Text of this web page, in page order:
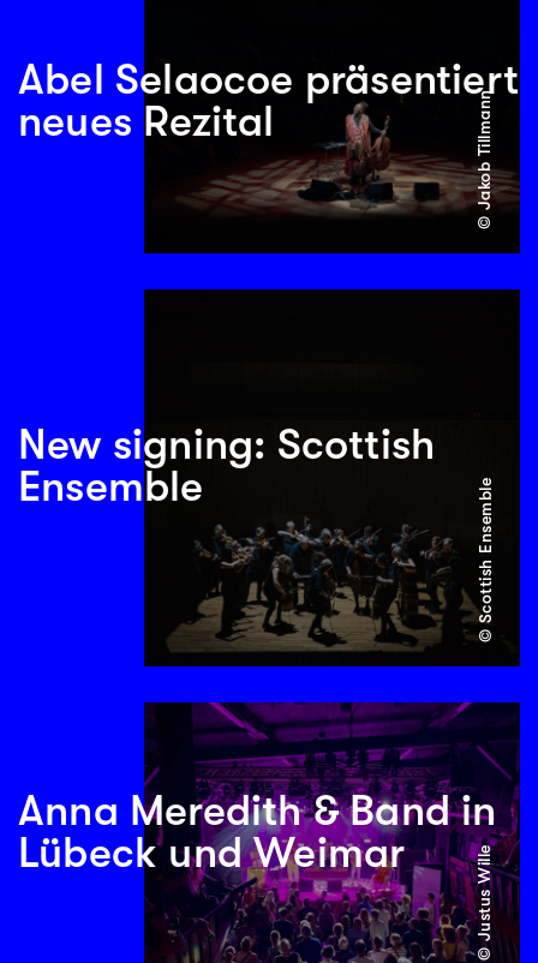
Abel Selaocoe präsentiert
neues Rezital
© Jakob Tillmann
New signing: Scottish
Ensemble
© Scottish Ensemble
Anna Meredith & Band in
Lübeck und Weimar
© Justus Wille